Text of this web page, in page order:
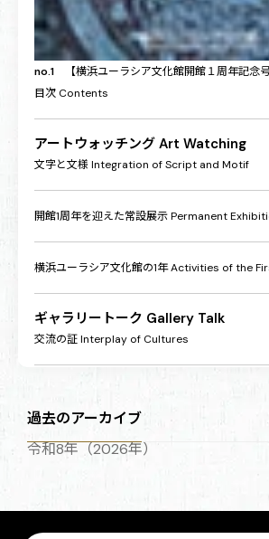
no.1【横浜ユーラシア文化館開館１周年記念号
目次 Contents
アートウォッチング Art Watching
文字と文様 Integration of Script and Motif
開館1周年を迎えた常設展示Permanent
横浜ユーラシア文化館の1年Activities of the
ギャラリートーク Gallery Talk
交流の証Interplay of Cultures
利用案内Visitor Information
過去のアーカイブ
令和8年（2026年）